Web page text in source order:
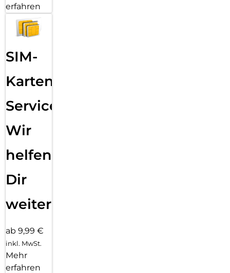
erfahren
SIM-
Karten
Service:
Wir
helfen
Dir
weiter
ab 9,99 €
inkl. MwSt.
Mehr
erfahren